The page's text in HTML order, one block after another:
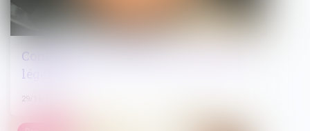
Confiscation des scellés et contrôle de
légalité
29/11/2023